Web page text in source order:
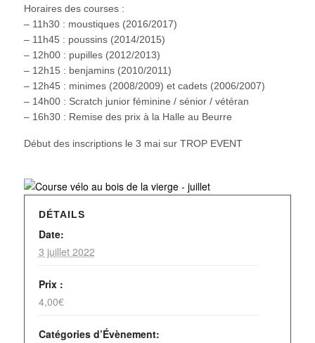
Horaires des courses :
– 11h30 : moustiques (2016/2017)
– 11h45 : poussins (2014/2015)
– 12h00 : pupilles (2012/2013)
– 12h15 : benjamins (2010/2011)
– 12h45 : minimes (2008/2009) et cadets (2006/2007)
– 14h00 : Scratch junior féminine / sénior / vétéran
– 16h30 : Remise des prix à la Halle au Beurre
Début des inscriptions le 3 mai sur TROP EVENT
DÉTAILS
Date:
3 juillet 2022
Prix :
4,00€
Catégories d’Évènement: